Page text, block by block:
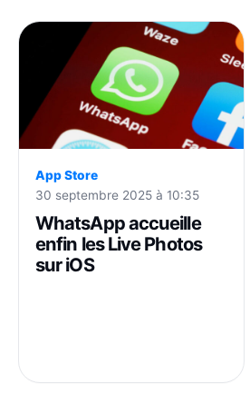
App Store
30 septembre 2025 à 10:35
WhatsApp accueille
enfin les Live Photos
sur iOS